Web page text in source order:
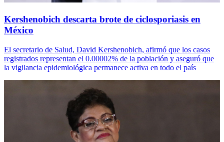
Kershenobich descarta brote de ciclosporiasis en
México
El secretario de Salud, David Kershenobich, afirmó que los casos
registrados representan el 0.00002% de la población y aseguró que
la vigilancia epidemiológica permanece activa en todo el país